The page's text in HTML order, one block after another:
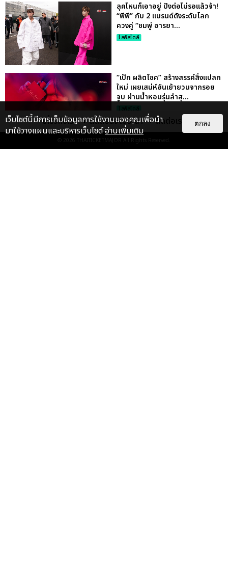
ลุคไหนก็เอาอยู่ ปังต่อไม่รอแล้วจ้า!
“พีพี” กับ 2 แบรนด์ดังระดับโลก
ควงคู่ “ชมพู่ อารยา...
ไลฟ์สไตล์
“เป๊ก ผลิตโชค” สร้างสรรค์สิ่งแปลก
ใหม่ เผยเสน่ห์อันเย้ายวนจากรอย
จูบ ผ่านน้ำหอมรุ่นล่าสุ...
ไลฟ์สไตล์
ปังไม่ไหว! ย้อนชมภาพความสวย
เกี่ยวกับเรา ติดต่อลงโฆษณา ติดต่อเรา
© 2026 THAITICKETMAJOR All Rights Reserved.
เว็บไซต์นี้มีการเก็บข้อมูลการใช้งานของคุณเพื่อนำ
มาใช้วางแผนและบริหารเว็บไซต์อ่านเพิ่มเติม
ตกลง